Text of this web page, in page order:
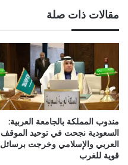
مقالات ذات صلة
مندوب المملكة بالجامعة العربية:
السعودية نجحت في توحيد الموقف
العربي والإسلامي وخرجت برسائل
قوية للغرب